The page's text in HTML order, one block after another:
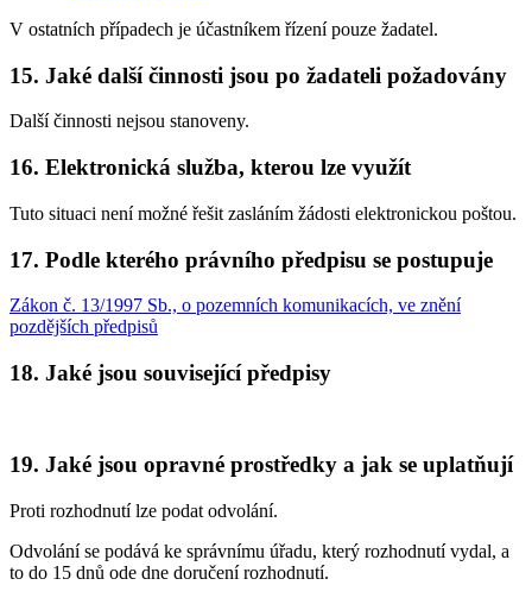
V ostatních případech je účastníkem řízení pouze žadatel.
15. Jaké další činnosti jsou po žadateli požadovány
Další činnosti nejsou stanoveny.
16. Elektronická služba, kterou lze využít
Tuto situaci není možné řešit zasláním žádosti elektronickou poštou.
17. Podle kterého právního předpisu se postupuje
Zákon č. 13/1997 Sb., o pozemních komunikacích, ve znění
pozdějších předpisů
18. Jaké jsou související předpisy
19. Jaké jsou opravné prostředky a jak se uplatňují
Proti rozhodnutí lze podat odvolání.
Odvolání se podává ke správnímu úřadu, který rozhodnutí vydal, a
to do 15 dnů ode dne doručení rozhodnutí.